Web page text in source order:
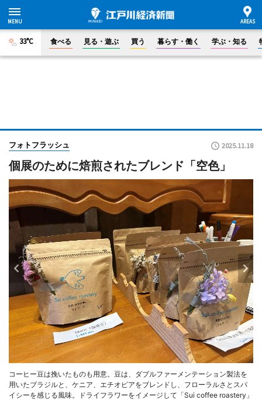
33°C 食べる 見る・遊ぶ 買う 暮らす・働く 学ぶ・知る
フォトフラッシュ 2025.11.18
個展のために焙煎されたブレンド「空色」
コーヒー豆は挽いたものも用意。豆は、ダブルファーメンテーション製法を
用いたブラジルと、ケニア、エチオピアをブレンドし、フローラルさとスパ
イシーを感じる風味。ドライフラワーをイメージして「Sui coffee roastery」